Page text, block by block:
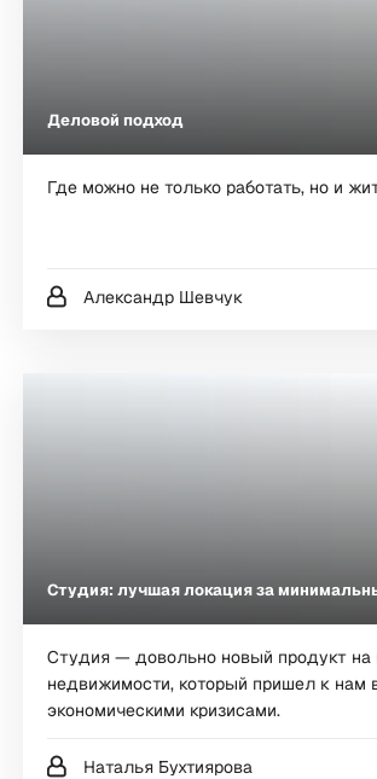
Деловой подход
Где можно не только работать, но и
Александр Шевчук
Студия: лучшая локация за
Студия — довольно новый продукт
недвижимости, который пришел к нам
экономическими кризисами.
Наталья Бухтиярова